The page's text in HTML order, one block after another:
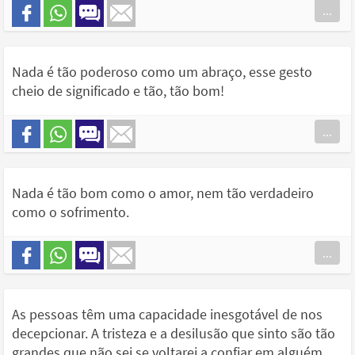
...
Nada é tão poderoso como um abraço, esse gesto
cheio de significado e tão, tão bom!
...
Nada é tão bom como o amor, nem tão verdadeiro
como o sofrimento.
...
As pessoas têm uma capacidade inesgotável de nos
decepcionar. A tristeza e a desilusão que sinto são tão